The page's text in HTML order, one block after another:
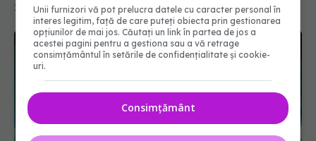
14 apr 2025, 22:03
Unii furnizori vă pot prelucra datele cu caracter personal în
interes legitim, față de care puteți obiecta prin gestionarea
opțiunilor de mai jos. Căutați un link în partea de jos a
acestei pagini pentru a gestiona sau a vă retrage
consimțământul în setările de confidențialitate și cookie-
uri.
Consimțământ